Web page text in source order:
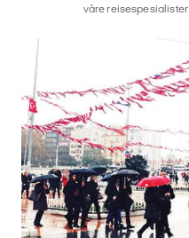
våre reisespesialister